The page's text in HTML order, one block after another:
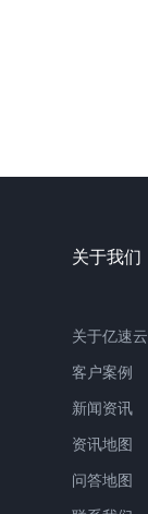
关于我们
关于亿速云
客户案例
新闻资讯
资讯地图
问答地图